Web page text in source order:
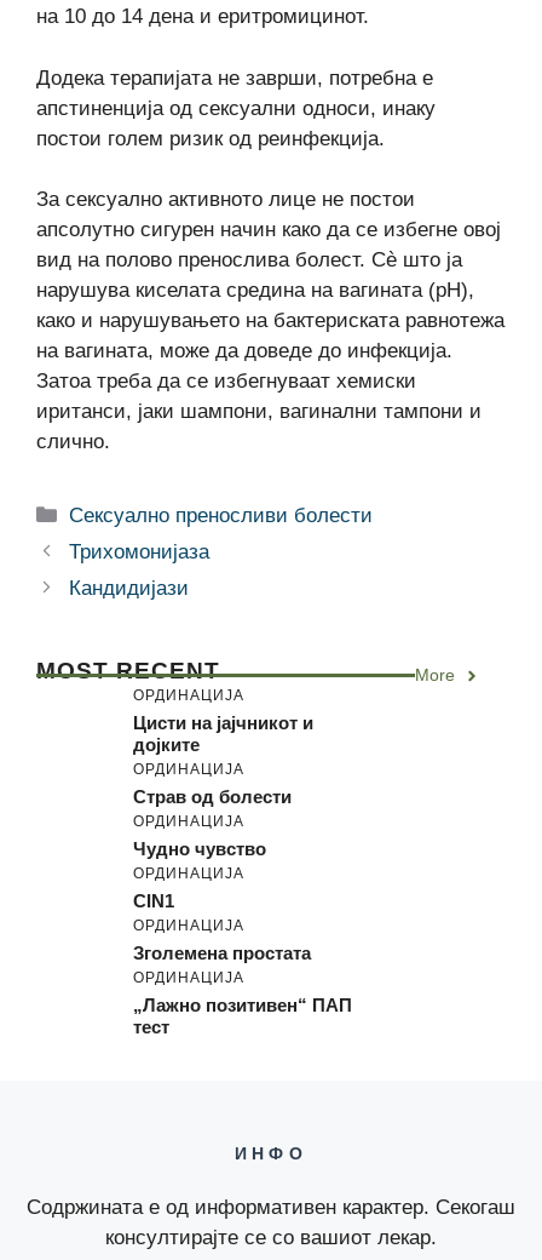
на 10 до 14 дена и еритромицинот.
Додека терапијата не заврши, потребна е
апстиненција од сексуални односи, инаку
постои голем ризик од реинфекција.
За сексуално активното лице не постои
апсолутно сигурен начин како да се избегне овој
вид на полово пренослива болест. Сè што ја
нарушува киселата средина на вагината (pH),
како и нарушувањето на бактериската равнотежа
на вагината, може да доведе до инфекција.
Затоа треба да се избегнуваат хемиски
иританси, јаки шампони, вагинални тампони и
слично.
Categories
Сексуално преносливи болести
Трихомонијаза
Кандидијази
MOST RECENT More
ОРДИНАЦИЈА
Цисти на јајчникот и
дојките
ОРДИНАЦИЈА
Страв од болести
ОРДИНАЦИЈА
Чудно чувство
ОРДИНАЦИЈА
CIN1
ОРДИНАЦИЈА
Зголемена простата
ОРДИНАЦИЈА
„Лажно позитивен“ ПАП
тест
ИНФО
Содржината е од информативен карактер. Секогаш
консултирајте се со вашиот лекар.